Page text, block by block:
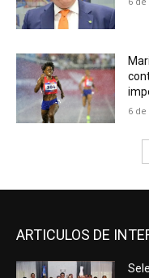
6 de
ARTICULOS DE